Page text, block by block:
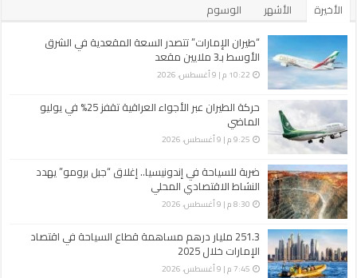
الأخيرة الأشهر
الوسوم
“طيران الإمارات” تتصدر السعة المقعدية في الشرق
الأوسط بـ3 ملايين مقعد
10:22 م | 9 أغسطس، 2026
حركة الطيران عبر الأجواء العراقية تقفز 25% في يوليو
الماضي
9:25 م | 9 أغسطس، 2026
ضربة للسياحة في إندونيسيا.. إغلاق “جبل برومو” يهدد
النشاط الاقتصادي المحلي
8:30 م | 9 أغسطس، 2026
251.3 مليار درهم مساهمة قطاع السياحة في اقتصاد
الإمارات خلال 2025
7:45 م | 9 أغسطس، 2026